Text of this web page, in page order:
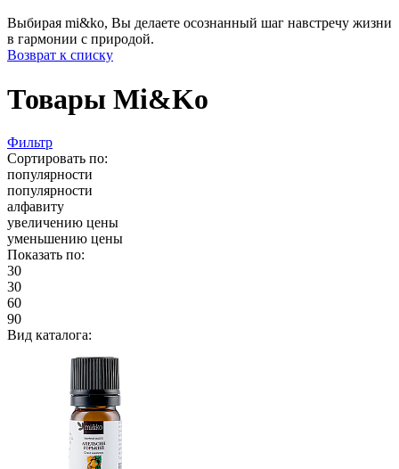
Выбирая mi&ko, Вы делаете осознанный шаг навстречу жизни
в гармонии с природой.
Возврат к списку
Товары Mi&Ko
Фильтр
Сортировать по:
популярности
популярности
алфавиту
увеличению цены
уменьшению цены
Показать по:
30
30
60
90
Вид каталога: